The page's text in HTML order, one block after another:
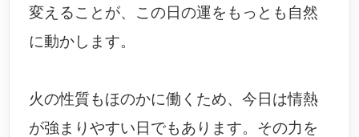
変えることが、この日の運をもっとも自然
に動かします。
火の性質もほのかに働くため、今日は情熱
が強まりやすい日でもあります。その力を